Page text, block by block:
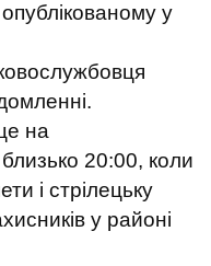
у
на
20:00, коли
і стрілецьку
у районі